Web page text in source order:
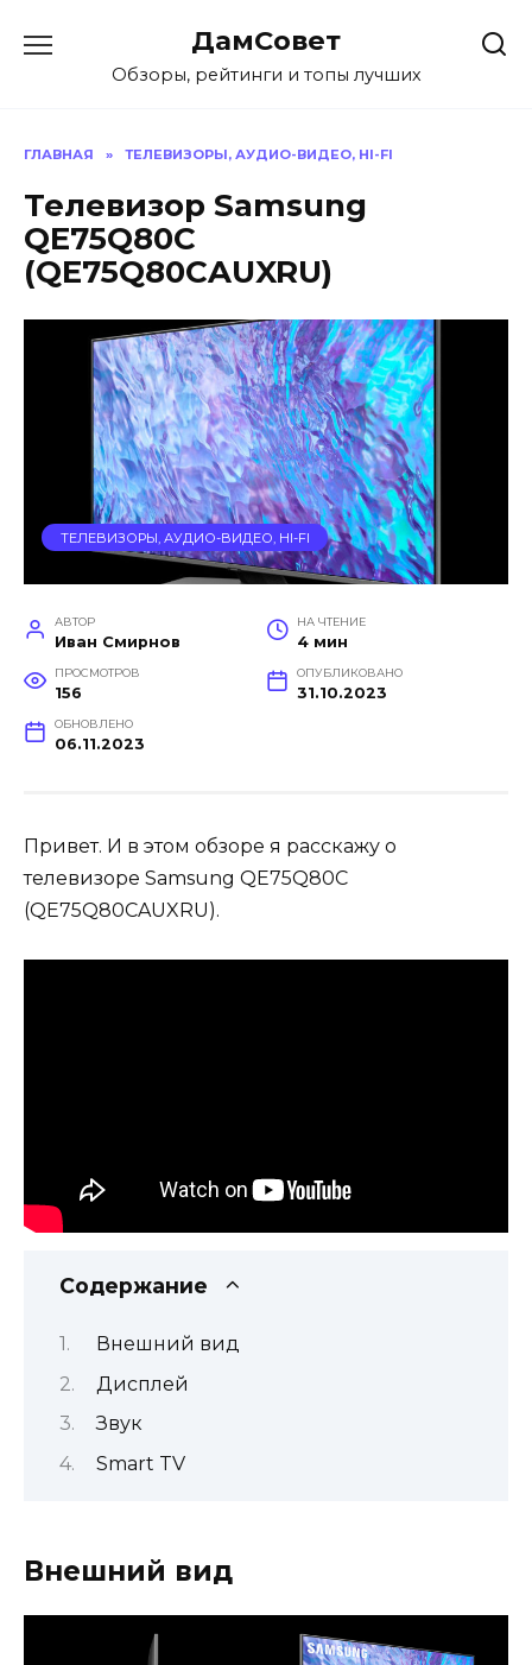
содержанию
ДамСовет
Обзоры, рейтинги и топы лучших
ГЛАВНАЯ » ТЕЛЕВИЗОРЫ, АУДИО-ВИДЕО, HI-FI
Телевизор Samsung
QE75Q80C
(QE75Q80CAUXRU)
ТЕЛЕВИЗОРЫ, АУДИО-ВИДЕО, HI-FI
АВТОР
Иван Смирнов
НА ЧТЕНИЕ
4 мин
ПРОСМОТРОВ
156
ОПУБЛИКОВАНО
31.10.2023
ОБНОВЛЕНО
06.11.2023
Привет. И в этом обзоре я расскажу о
телевизоре Samsung QE75Q80C
(QE75Q80CAUXRU).
Содержание
Внешний вид
Дисплей
Звук
Smart TV
Внешний вид